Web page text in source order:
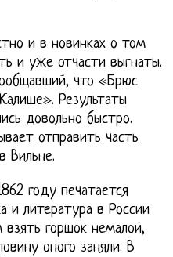
и в новинках о том
и уже отчасти выгнаты.
что «Брюс
Результаты
довольно быстро.
отправить часть
Вильне.
году печатается
и литература в России
горшок немалой,
оного заняли. В